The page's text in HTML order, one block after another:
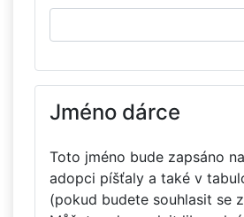
Jméno dárce
Toto jméno bude zapsáno
adopci píšťaly a také v
(pokud budete souhlasit se